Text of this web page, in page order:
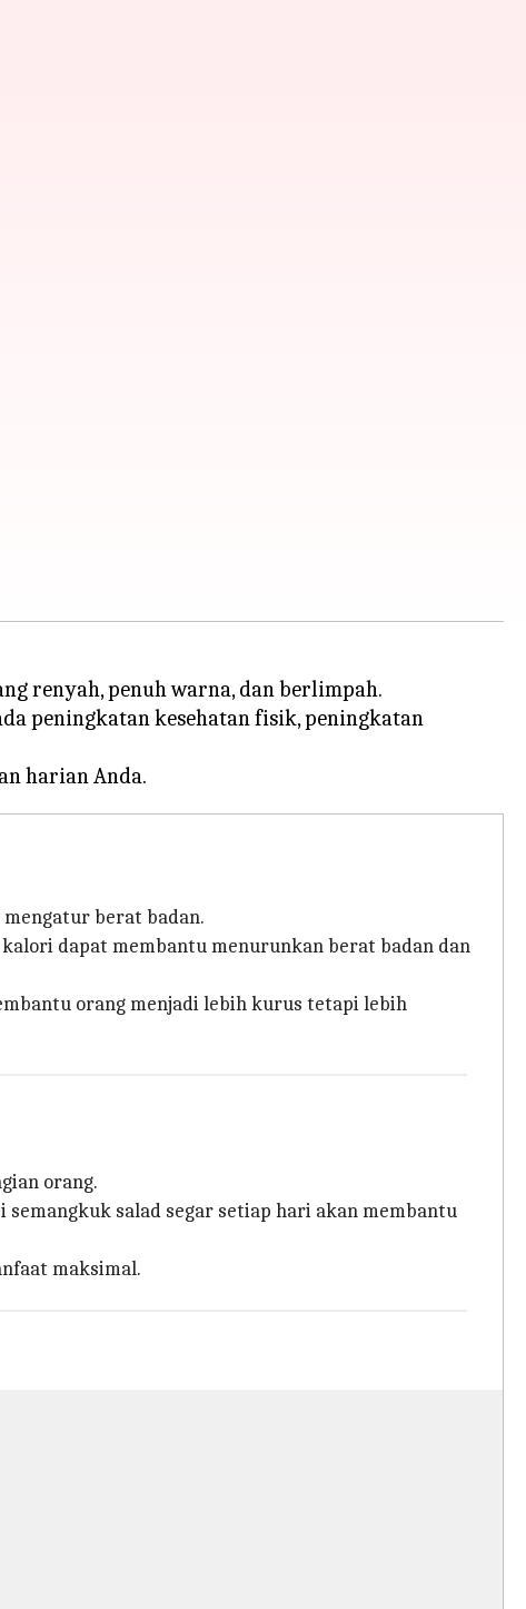
renyah, penuh warna, dan berlimpah.
peningkatan kesehatan fisik, peningkatan
mengatur berat badan.
dapat membantu menurunkan berat badan dan
orang menjadi lebih kurus tetapi lebih
orang.
salad segar setiap hari akan membantu
maksimal.